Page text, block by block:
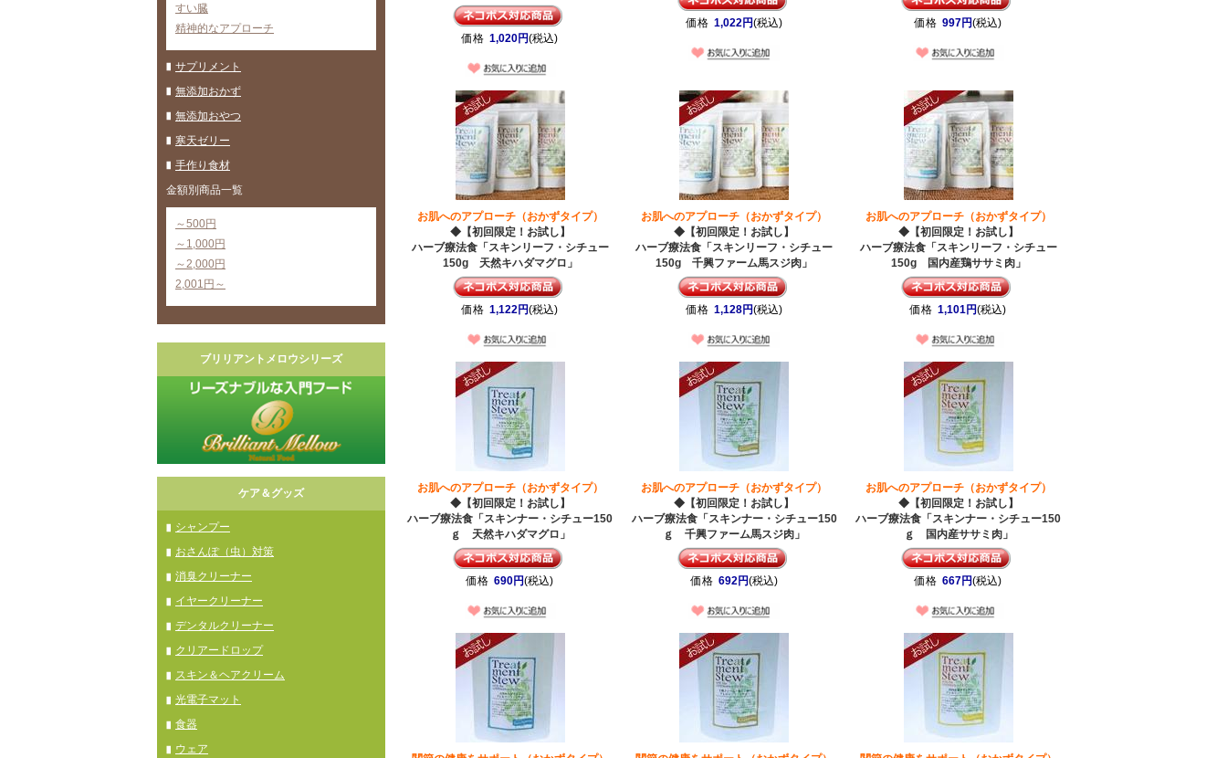
すい臓
精神的なアプローチ
サプリメント
無添加おかず
無添加おやつ
寒天ゼリー
手作り食材
金額別商品一覧
～500円
～1,000円
～2,000円
2,001円～
ブリリアントメロウシリーズ
ケア＆グッズ
シャンプー
おさんぽ（虫）対策
消臭クリーナー
イヤークリーナー
デンタルクリーナー
クリアードロップ
スキン＆ヘアクリーム
光電子マット
食器
ウェア
価格 1,020円(税込)
価格 1,022円(税込) 価格 997円(税込)
お肌へのアプローチ（おかずタイプ）
◆【初回限定！お試し】
ハーブ療法食「スキンリーフ・シチュー
150g 天然キハダマグロ」
価格 1,122円(税込)
お肌へのアプローチ（おかずタイプ）
◆【初回限定！お試し】
ハーブ療法食「スキンリーフ・シチュー
150g 千興ファーム馬スジ肉」
価格 1,128円(税込)
お肌へのアプローチ（おかずタイプ）
◆【初回限定！お試し】
ハーブ療法食「スキンリーフ・シチュー
150g 国内産鶏ササミ肉」
価格 1,101円(税込)
お肌へのアプローチ（おかずタイプ）
◆【初回限定！お試し】
ハーブ療法食「スキンナー・シチュー150
ｇ 天然キハダマグロ」
価格 690円(税込)
お肌へのアプローチ（おかずタイプ）
◆【初回限定！お試し】
ハーブ療法食「スキンナー・シチュー150
ｇ 千興ファーム馬スジ肉」
価格 692円(税込)
お肌へのアプローチ（おかずタイプ）
◆【初回限定！お試し】
ハーブ療法食「スキンナー・シチュー150
ｇ 国内産ササミ肉」
価格 667円(税込)